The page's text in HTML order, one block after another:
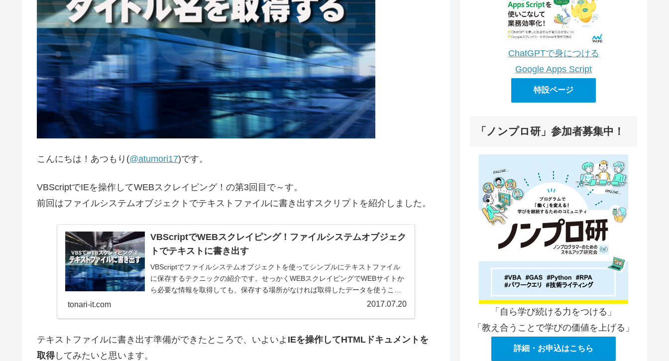
こんにちは！あつもり(@atumori17)です。
VBScriptでIEを操作してWEBスクレイピング！の第3回目で～す。
前回はファイルシステムオブジェクトでテキストファイルに書き出すスクリプトを紹介しました。
VBScriptでWEBスクレイピング！ファイルシステムオブジェク
トでテキストに書き出す
VBScriptでファイルシステムオブジェクトを使ってシンプルにテキストファイル
に保存するテクニックの紹介です。せっかくWEBスクレイピングでWEBサイトか
ら必要な情報を取得しても、保存する場所がなければ取得したデータを使うこと
tonari-it.com 2017.07.20
テキストファイルに書き出す準備ができたところで、いよいよ IEを操作してHTMLドキュメントを
取得してみたいと思います。
ChatGPTで身につける
Google Apps Script
特設ページ
「ノンプロ研」参加者募集中！
「自ら学び続ける力をつける」
「教え合うことで学びの価値を上げる」
詳細・お申込はこちら